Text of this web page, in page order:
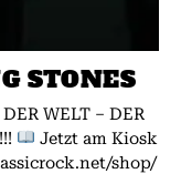
STONES
WELT – DER
Jetzt am Kiosk
shop/